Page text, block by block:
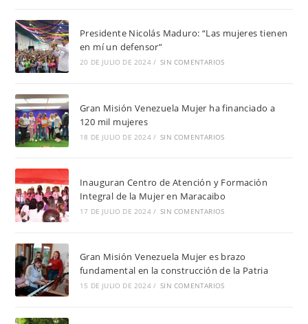
Presidente Nicolás Maduro: “Las mujeres tienen
en mí un defensor”
20 DE JULIO DE 2024 / SIN COMENTARIOS
Gran Misión Venezuela Mujer ha financiado a
120 mil mujeres
18 DE JULIO DE 2024 / SIN COMENTARIOS
Inauguran Centro de Atención y Formación
Integral de la Mujer en Maracaibo
17 DE JULIO DE 2024 / SIN COMENTARIOS
Gran Misión Venezuela Mujer es brazo
fundamental en la construcción de la Patria
15 DE JULIO DE 2024 / SIN COMENTARIOS